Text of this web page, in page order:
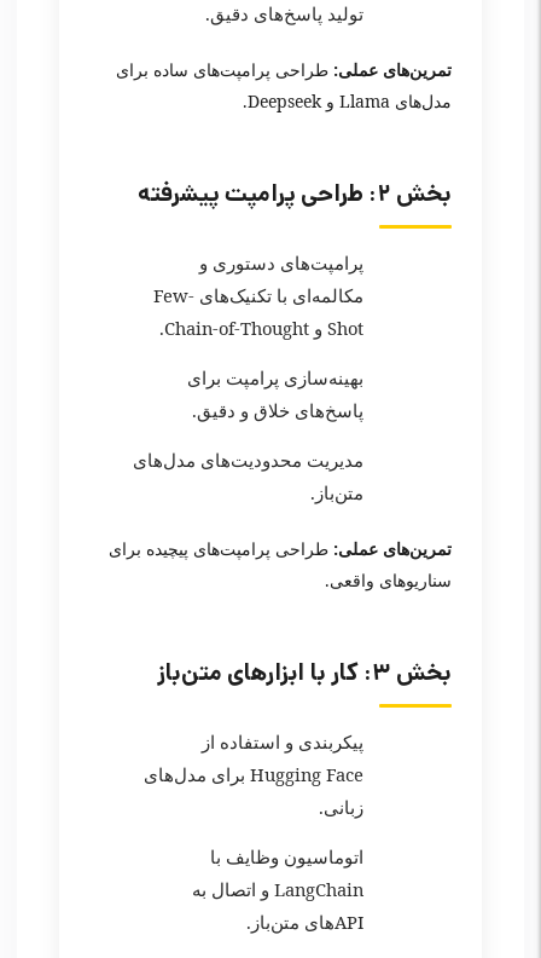
تولید پاسخ‌های دقیق.
تمرین‌های عملی: طراحی پرامپت‌های ساده برای
مدل‌های Llama و Deepseek.
بخش ۲: طراحی پرامپت پیشرفته
پرامپت‌های دستوری و
مکالمه‌ای با تکنیک‌های Few-
Shot و Chain-of-Thought.
بهینه‌سازی پرامپت برای
پاسخ‌های خلاق و دقیق.
مدیریت محدودیت‌های مدل‌های
متن‌باز.
تمرین‌های عملی: طراحی پرامپت‌های پیچیده برای
سناریوهای واقعی.
بخش ۳: کار با ابزارهای متن‌باز
پیکربندی و استفاده از
Hugging Face برای مدل‌های
زبانی.
اتوماسیون وظایف با
LangChain و اتصال به
APIهای متن‌باز.